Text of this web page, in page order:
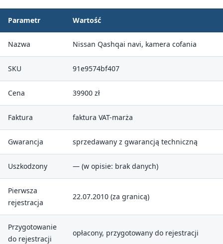
Parametr Wartość
Nazwa Nissan Qashqai navi, kamera cofania
SKU 91e9574bf407
Cena 39900 zł
Faktura faktura VAT-marża
Gwarancja sprzedawany z gwarancją techniczną
Uszkodzony — (w opisie: brak danych)
Pierwsza
rejestracja
22.07.2010 (za granicą)
Przygotowanie
do rejestracji
opłacony, przygotowany do rejestracji